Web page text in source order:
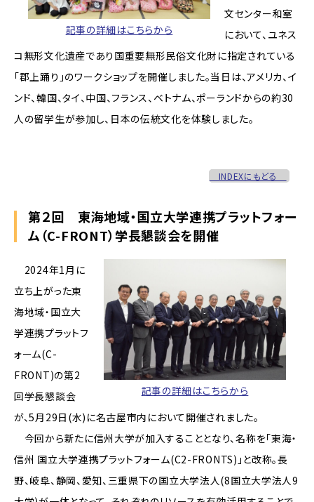
記事の詳細はこちらから
文センター和室
において、ユネス
コ無形文化遺産であり国重要無形民俗文化財に指定されている
「郡上踊り」のワークショップを開催しました。当日は、アメリカ、イ
ンド、韓国、タイ、中国、フランス、ベトナム、ポーランドからの約30
人の留学生が参加し、日本の伝統文化を体験しました。
INDEXにもどる
第２回 東海地域・国立大学連携プラットフォー
ム（C-FRONT）学長懇談会を開催
記事の詳細はこちらから
2024年1月に
立ち上がった東
海地域・国立大
学連携プラットフ
ォーム(C-
FRONT)の第2
回学長懇談会
が、5月29日(水)に名古屋市内において開催されました。
今回から新たに信州大学が加入することとなり、名称を「東海・
信州 国立大学連携プラットフォーム(C2-FRONTS)」と改称。長
野、岐阜、静岡、愛知、三重県下の国立大学法人(8国立大学法人9